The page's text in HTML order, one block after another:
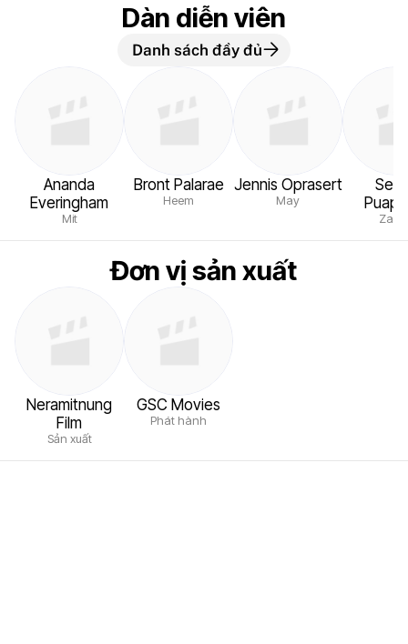
Dàn diễn viên
Danh sách đầy đủ
Ananda
Everingham
Mit
Bront Palarae
Heem
Jennis Oprasert
May
Đơn vị sản xuất
Neramitnung
Film
Sản xuất
GSC Movies
Phát hành